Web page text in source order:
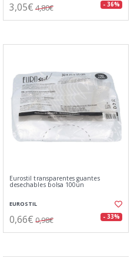
3,05€ 4,80€ - 36%
Eurostil transparentes guantes
desechables bolsa 100un
EUROSTIL
0,66€ 0,98€ - 33%